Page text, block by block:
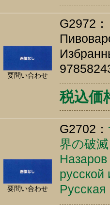
要問い合わせ
G2972
税込価
要問い合わせ
G2702：
界の破